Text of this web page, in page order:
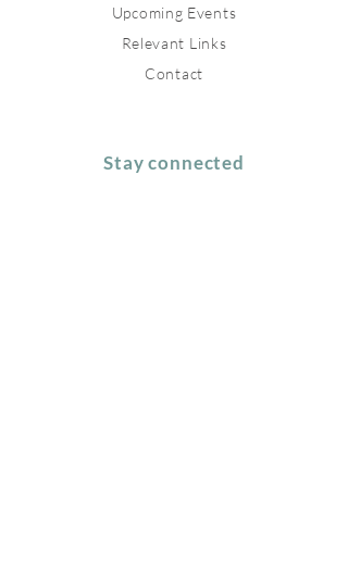
Upcoming Events
Relevant Links
Contact
Stay connected